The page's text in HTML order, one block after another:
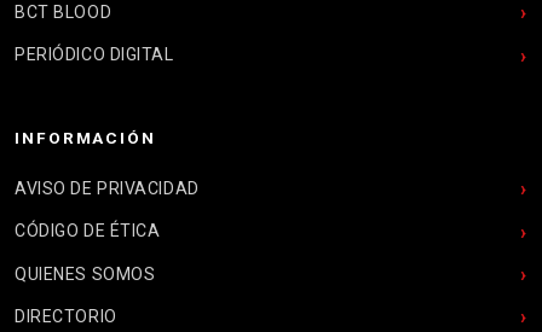
BCT BLOOD
PERIÓDICO DIGITAL
INFORMACIÓN
AVISO DE PRIVACIDAD
CÓDIGO DE ÉTICA
QUIENES SOMOS
DIRECTORIO